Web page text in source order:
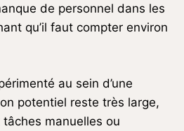
de personnel dans les
qu’il faut compter environ
au sein d’une
potentiel reste très large,
manuelles ou